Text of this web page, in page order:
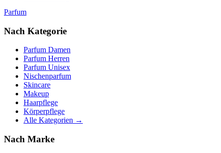
Parfum
Nach Kategorie
Parfum Damen
Parfum Herren
Parfum Unisex
Nischenparfum
Skincare
Makeup
Haarpflege
Körperpflege
Alle Kategorien →
Nach Marke